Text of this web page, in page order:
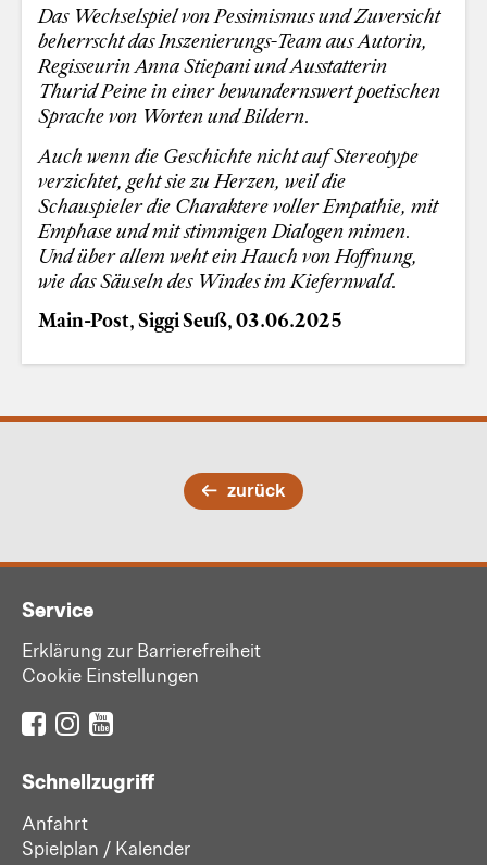
Das Wechselspiel von Pessimismus und Zuversicht
beherrscht das Inszenierungs-Team aus Autorin,
Regisseurin Anna Stiepani und Ausstatterin
Thurid Peine in einer bewundernswert poetischen
Sprache von Worten und Bildern.
Auch wenn die Geschichte nicht auf Stereotype
verzichtet, geht sie zu Herzen, weil die
Schauspieler die Charaktere voller Empathie, mit
Emphase und mit stimmigen Dialogen mimen.
Und über allem weht ein Hauch von Hoffnung,
wie das Säuseln des Windes im Kiefernwald.
Main-Post, Siggi Seuß, 03.06.2025
zurück
Service
Erklärung zur Barrierefreiheit
Cookie Einstellungen
Schnellzugriff
Anfahrt
Spielplan / Kalender